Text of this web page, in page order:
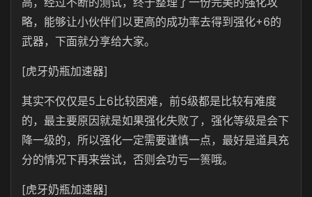
略，能够让小伙伴们以更高的成功率去得到强化+6的
武器，下面就分享给大家。
[虎牙奶瓶加速器]
其实不仅仅是5上6比较困难，前5级都是比较有难度
的，最主要原因就是如果强化失败了，强化等级是会下
降一级的，所以强化一定需要谨慎一点，最好是道具充
分的情况下再来尝试，否则会功亏一篑哦。
[虎牙奶瓶加速器]